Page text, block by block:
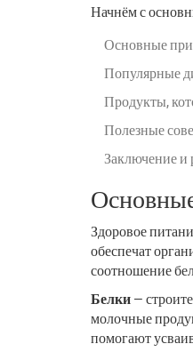
Начнём с
Основные
Популярные
Продукты,
Полезные
Заключение и
Здоровое
обеспечат
соотношение
Белки—
молочные
помогают